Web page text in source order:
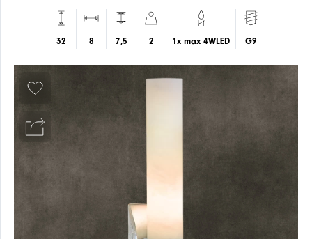
SOSPENSIONE
PLAFONE
SOSPENSIONE
PLAFONE
EVENTI
32 8 7,5 2 1x max 4WLED G9